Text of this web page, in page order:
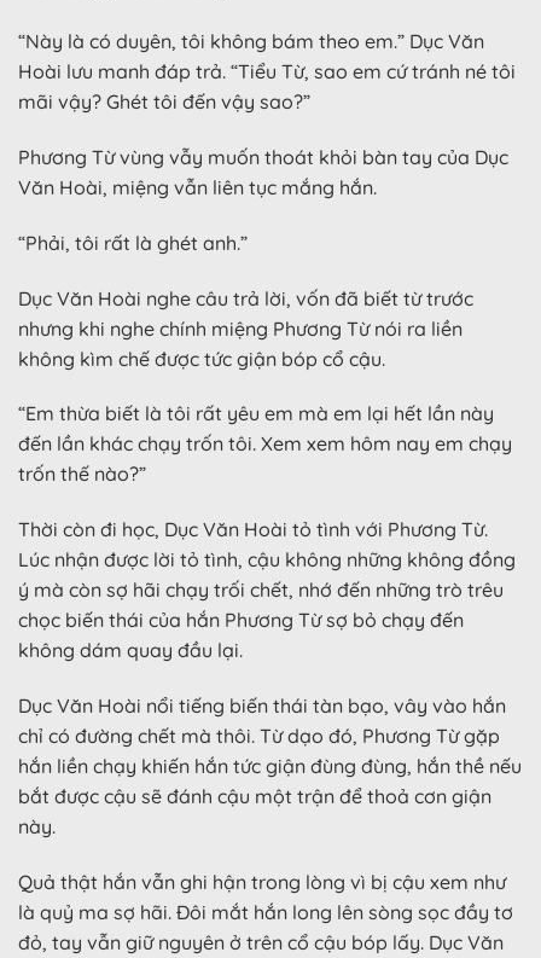
“Này là có duyên, tôi không bám theo em.” Dục Văn
Hoài lưu manh đáp trả. “Tiểu Từ, sao em cứ tránh né tôi
mãi vậy? Ghét tôi đến vậy sao?”
Phương Từ vùng vẫy muốn thoát khỏi bàn tay của Dục
Văn Hoài, miệng vẫn liên tục mắng hắn.
“Phải, tôi rất là ghét anh.”
Dục Văn Hoài nghe câu trả lời, vốn đã biết từ trước
nhưng khi nghe chính miệng Phương Từ nói ra liền
không kìm chế được tức giận bóp cổ cậu.
“Em thừa biết là tôi rất yêu em mà em lại hết lần này
đến lần khác chạy trốn tôi. Xem xem hôm nay em chạy
trốn thế nào?”
Thời còn đi học, Dục Văn Hoài tỏ tình với Phương Từ.
Lúc nhận được lời tỏ tình, cậu không những không đồng
ý mà còn sợ hãi chạy trối chết, nhớ đến những trò trêu
chọc biến thái của hắn Phương Từ sợ bỏ chạy đến
không dám quay đầu lại.
Dục Văn Hoài nổi tiếng biến thái tàn bạo, vây vào hắn
chỉ có đường chết mà thôi. Từ dạo đó, Phương Từ gặp
hắn liền chạy khiến hắn tức giận đùng đùng, hắn thề nếu
bắt được cậu sẽ đánh cậu một trận để thoả cơn giận
này.
Quả thật hắn vẫn ghi hận trong lòng vì bị cậu xem như
là quỷ ma sợ hãi. Đôi mắt hắn long lên sòng sọc đầy tơ
đỏ, tay vẫn giữ nguyên ở trên cổ cậu bóp lấy. Dục Văn